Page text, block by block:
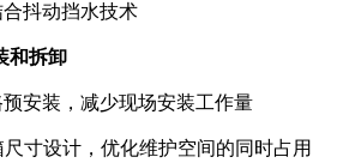
抖动挡水技术
和拆卸
安装，减少现场安装工作量
寸设计，优化维护空间的同时占用